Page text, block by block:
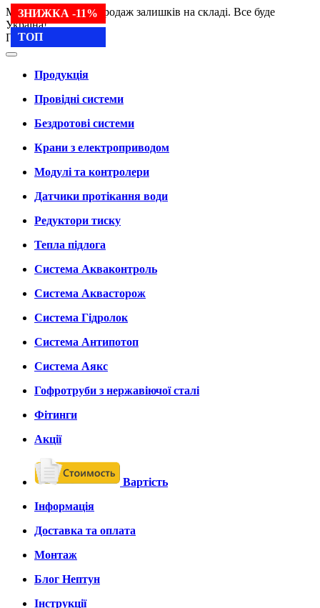
Ми працюємо. Розпродаж залишків на складі. Все буде
Україна!
Продукція
Продукція
Провідні системи
Бездротові системи
Крани з електроприводом
Модулі та контролери
Датчики протікання води
Редуктори тиску
Тепла підлога
Система Акваконтроль
Система Аквасторож
Система Гідролок
Система Антипотоп
Система Аякс
Гофротруби з нержавіючої сталі
Фітинги
Акції
Вартість
Інформація
Доставка та оплата
Монтаж
Блог Нептун
Інструкції
ЗНИЖКА -50%
ТОП
ЗНИЖКА -50%
ЗНИЖКА -50%
ТОП
ЗНИЖКА -11%